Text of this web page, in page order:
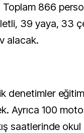
866
39 yaya, 33
alacak.
denetimler eğitim
Ayrıca 100
saatlerinde okul